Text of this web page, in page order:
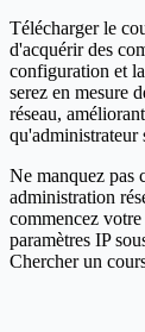
Télécharger le
d'acquérir des
configuration et
serez en mesure
réseau,
qu'administrateur
Ne manquez pas
administration
commencez
paramètres IP
Chercher un